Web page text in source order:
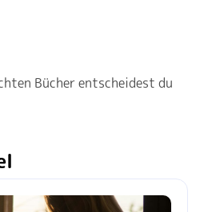
Bücher entscheidest du